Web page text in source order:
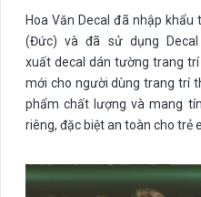
Hoa Văn Decal đã nhập
(Đức) và đã sử dụng
xuất decal dán tường trang
mới cho người dùng trang trí
phẩm chất lượng và mang
riêng, đặc biệt an toàn cho trẻ